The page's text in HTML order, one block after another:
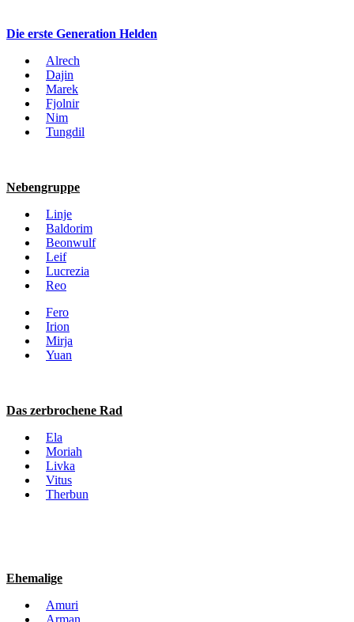
Die erste Generation Helden
Alrech
Dajin
Marek
Fjolnir
Nim
Tungdil
Nebengruppe
Linje
Baldorim
Beonwulf
Leif
Lucrezia
Reo
Fero
Irion
Mirja
Yuan
Das zerbrochene Rad
Ela
Moriah
Livka
Vitus
Therbun
Ehemalige
Amuri
Arman